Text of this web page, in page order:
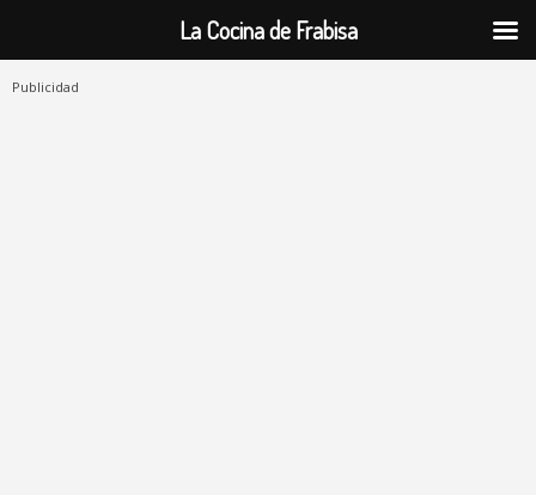
Publicidad
La Cocina de Frabisa